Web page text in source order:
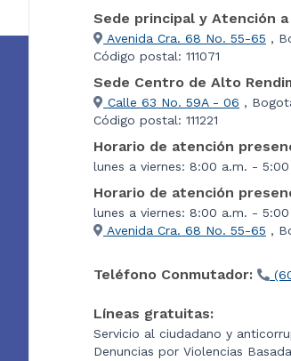
Sede principal y Atención a
Avenida Cra. 68 No. 55-65 ,
Código postal: 111071
Sede Centro de Alto
Calle 63 No. 59A - 06 ,
Código postal: 111221
Horario de atención
lunes a viernes: 8:00 a.m. -
Horario de atención
lunes a viernes: 8:00 a.m. -
Avenida Cra. 68 No. 55-65 ,
Teléfono Conmutador:
Líneas gratuitas:
Servicio al ciudadano y
Denuncias por Violencias